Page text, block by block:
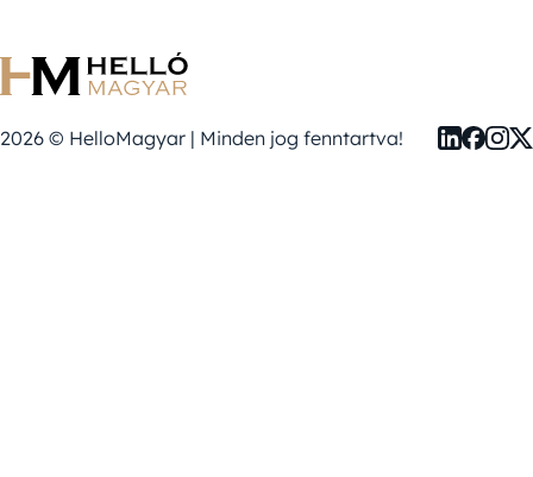
2026 © HelloMagyar | Minden jog fenntartva!